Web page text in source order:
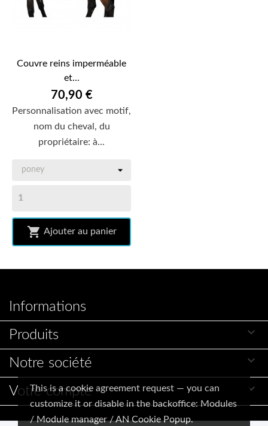
This is a cookie agreement request — you can
customize it or disable in the backoffice: Modules
/ Module manager / AN Cookie Popup.
Couvre reins imperméable
et...
70,90 €
Personnalisation avec motif,
nom du cheval, du
propriétaire: à...
 Ajouter au panier
Informations
Produits

Notre société 
Votre compte 